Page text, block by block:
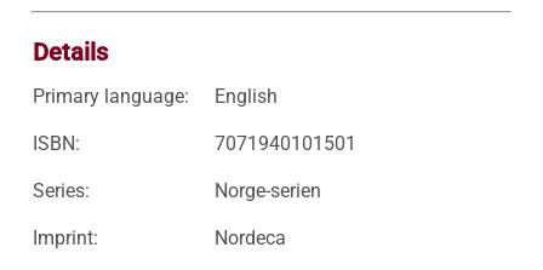
Details
Primary language: English
ISBN: 7071940101501
Series: Norge-serien
Imprint: Nordeca